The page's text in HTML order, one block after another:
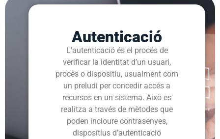
Autenticació
L’autenticació és el procés de
verificar la identitat d’un usuari,
procés o dispositiu, usualment com
un preludi per concedir accés a
recursos en un sistema. Això es
realitza a través de mètodes que
poden incloure contrasenyes,
dispositius d’autenticació